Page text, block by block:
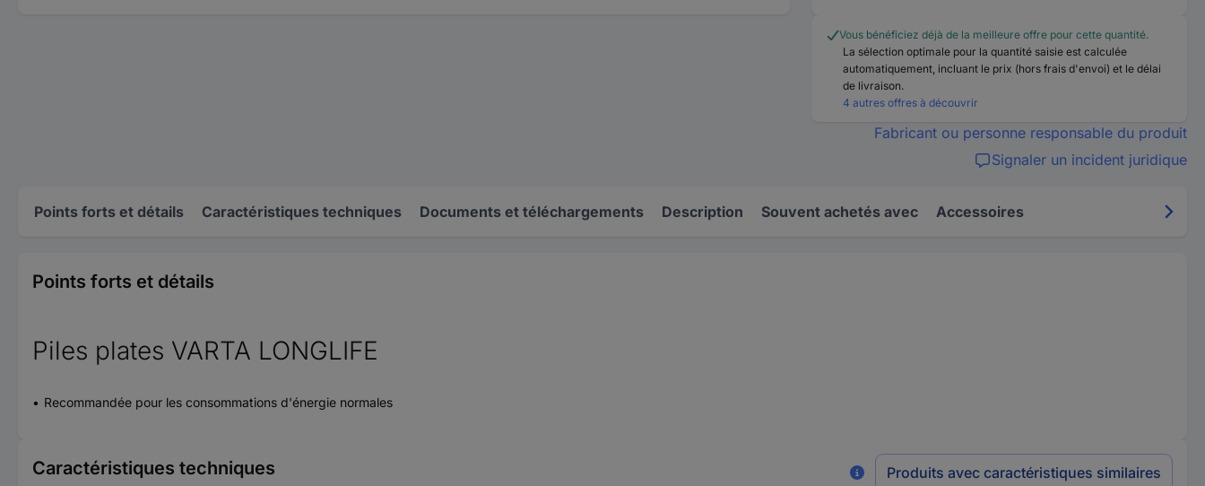
Vous bénéficiez déjà de la meilleure offre pour cette quantité.
La sélection optimale pour la quantité saisie est calculée
automatiquement, incluant le prix (hors frais d'envoi) et le délai
de livraison.
4 autres offres à découvrir
Fabricant ou personne responsable du produit
Signaler un incident juridique
Points forts et détails Caractéristiques techniques Documents et téléchargements Description Souvent achetés avec Accessoires
Points forts et détails
Piles plates VARTA LONGLIFE
Recommandée pour les consommations d'énergie normales
Caractéristiques techniques Produits avec caractéristiques similaires